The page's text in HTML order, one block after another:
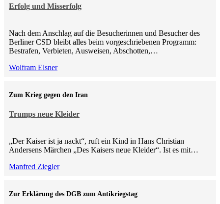
Erfolg und Misserfolg
Nach dem Anschlag auf die Besucherinnen und Besucher des
Berliner CSD bleibt alles beim vorgeschriebenen Programm:
Bestrafen, Verbieten, Ausweisen, Abschotten,…
Wolfram Elsner
Trumps neue Kleider
Zum Krieg gegen den Iran
„Der Kaiser ist ja nackt“, ruft ein Kind in Hans Christian
Andersens Märchen „Des Kaisers neue Kleider“. Ist es mit…
Manfred Ziegler
Zur Erklärung des DGB zum Antikriegstag